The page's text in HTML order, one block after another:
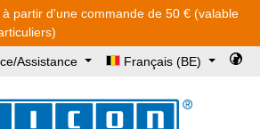
partir d'une commande de 50 € (valable
Assistance Français (BE)